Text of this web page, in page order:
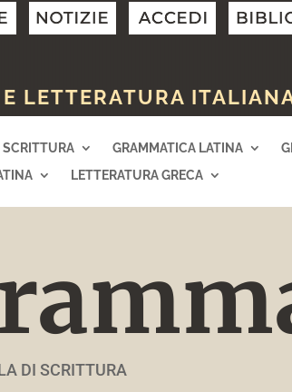
LETTERATURA
GRAMMATICA LATINA
LETTERATURA GRECA
DI SCRITTURA